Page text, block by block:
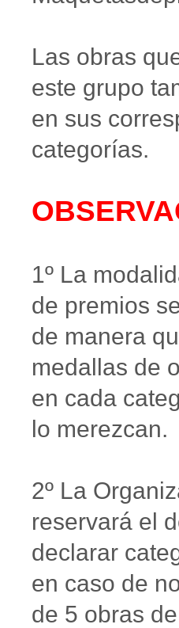
Las obras
este grupo
en sus
categorías.
1º La
de premios
de manera
medallas de
en cada
lo merezcan.
2º La
reservará el
declarar
en caso de
de 5 obras